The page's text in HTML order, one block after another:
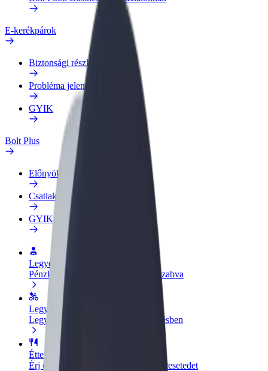
E-kerékpárok
Biztonsági részleg
Probléma jelentése
GYIK
Bolt Plus
Előnyök
Csatlakozás
GYIK
Legyél sofőr
Pénzkereseti lehetőség igényeidre szabva
Legyél futár
Legyél futár és részesülj heti kifizetésben
Étterem vagy üzlet hozzáadása
Érj el több felhasználót és növeld keresetedet